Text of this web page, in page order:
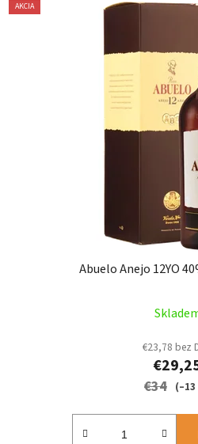
AKCIA
Abuelo Anejo 12YO
€23,78 bez
€34 (–13